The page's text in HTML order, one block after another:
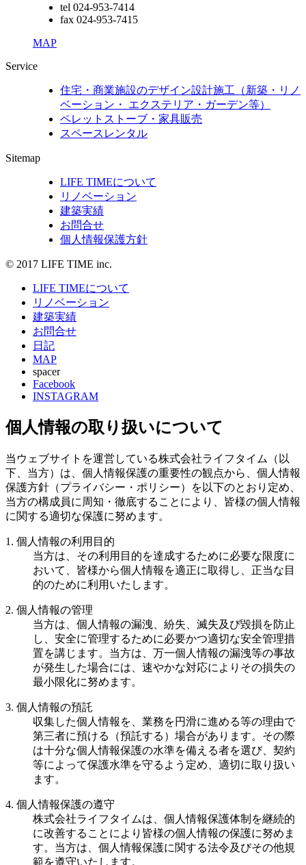
tel 024-953-7414
fax 024-953-7415
MAP
Service
住宅・商業施設のデザイン設計施工（新築・リノ
ベーション・ エクステリア・ガーデン等）
ペレットストーブ・家具販売
スペースレンタル
Sitemap
LIFE TIMEについて
リノベーション
建築実績
お問合せ
個人情報保護方針
© 2017 LIFE TIME inc.
LIFE TIMEについて
リノベーション
建築実績
お問合せ
日記
MAP
spacer
Facebook
INSTAGRAM
個人情報の取り扱いについて
当ウェブサイトを運営している株式会社ライフタイム（以
下、当方）は、個人情報保護の重要性の観点から、個人情報
保護方針（プライバシー・ポリシー）を以下のとおり定め、
当方の構成員に周知・徹底することにより、皆様の個人情報
に関する適切な保護に努めます。
1. 個人情報の利用目的
当方は、その利用目的を達成するために必要な限度に
おいて、皆様から個人情報を適正に取得し、正当な目
的のために利用いたします。
2. 個人情報の管理
当方は、個人情報の漏洩、紛失、滅失及び毀損を防止
し、安全に管理するために必要かつ適切な安全管理措
置を講じます。当方は、万一個人情報の漏洩等の事故
が発生した場合には、速やかな対応によりその損失の
最小限化に努めます。
3. 個人情報の預託
収集した個人情報を、業務を円滑に進める等の理由で
第三者に預ける（預託する）場合があります。その際
は十分な個人情報保護の水準を備える者を選び、契約
等によって保護水準を守るよう定め、適切に取り扱い
ます。
4. 個人情報保護の遵守
株式会社ライフタイムは、個人情報保護体制を継続的
に改善することにより皆様の個人情報の保護に努めま
す。当方は、個人情報保護に関する法令及びその他規
範を遵守いたします。